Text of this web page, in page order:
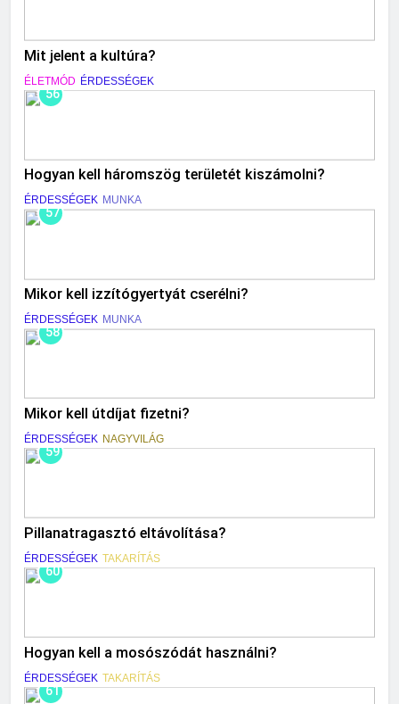
Mit jelent a kultúra?
ÉLETMÓD ÉRDESSÉGEK
56
Hogyan kell háromszög területét kiszámolni?
ÉRDESSÉGEK MUNKA
57
Mikor kell izzítógyertyát cserélni?
ÉRDESSÉGEK MUNKA
58
Mikor kell útdíjat fizetni?
ÉRDESSÉGEK NAGYVILÁG
59
Pillanatragasztó eltávolítása?
ÉRDESSÉGEK TAKARÍTÁS
60
Hogyan kell a mosószódát használni?
ÉRDESSÉGEK TAKARÍTÁS
61